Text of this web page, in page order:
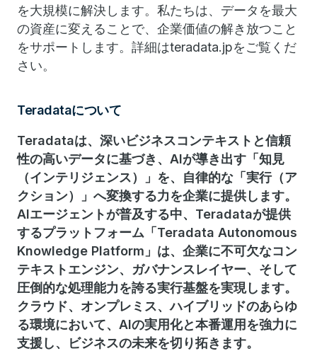
を大規模に解決します。私たちは、データを最大
の資産に変えることで、企業価値の解き放つこと
をサポートします。詳細はteradata.jpをご覧くだ
さい。
Teradataについて
Teradataは、深いビジネスコンテキストと信頼
性の高いデータに基づき、AIが導き出す「知見
（インテリジェンス）」を、自律的な「実行（ア
クション）」へ変換する力を企業に提供します。
AIエージェントが普及する中、Teradataが提供
するプラットフォーム「Teradata Autonomous
Knowledge Platform」は、企業に不可欠なコン
テキストエンジン、ガバナンスレイヤー、そして
圧倒的な処理能力を誇る実行基盤を実現します。
クラウド、オンプレミス、ハイブリッドのあらゆ
る環境において、AIの実用化と本番運用を強力に
支援し、ビジネスの未来を切り拓きます。